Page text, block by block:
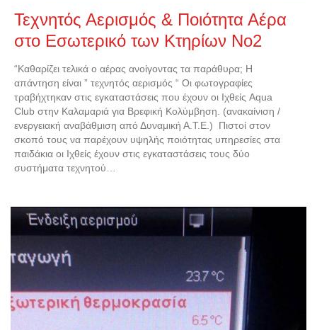
Τεχνητός Αερισμός & Ποιότητα Αέρα
στο Εσωτερικό των Κτηρίων Νο2
“Καθαρίζει τελικά ο αέρας ανοίγοντας τα παράθυρα; Η
απάντηση είναι ” τεχνητός αερισμός “ Οι φωτογραφίες
τραβήχτηκαν στις εγκαταστάσεις που έχουν οι Ιχθείς Aqua
Club στην Καλαμαριά για Βρεφική Κολύμβηση. (ανακαίνιση /
ενεργειακή αναβάθμιση από Δυναμική Α.Τ.Ε.) Πιστοί στον
σκοπό τους να παρέχουν υψηλής ποιότητας υπηρεσίες στα
παιδάκια οι Ιχθείς έχουν στις εγκαταστάσεις τους δύο
συστήματα τεχνητού…